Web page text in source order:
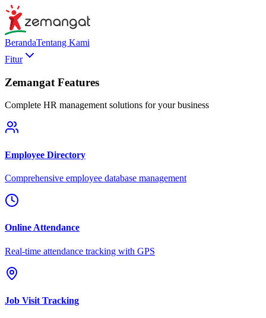
BerandaTentang Kami
Fitur
Zemangat Features
Complete HR management solutions for your business
Employee Directory
Comprehensive employee database management
Online Attendance
Real-time attendance tracking with GPS
Job Visit Tracking